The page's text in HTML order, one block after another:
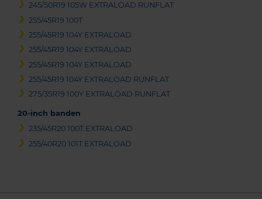
245/50R19 105W EXTRALOAD RUNFLAT
255/45R19 100T
255/45R19 104Y EXTRALOAD
255/45R19 104Y EXTRALOAD
255/45R19 104Y EXTRALOAD
255/45R19 104Y EXTRALOAD RUNFLAT
275/35R19 100Y EXTRALOAD RUNFLAT
20-inch banden
235/45R20 100T EXTRALOAD
255/40R20 101T EXTRALOAD